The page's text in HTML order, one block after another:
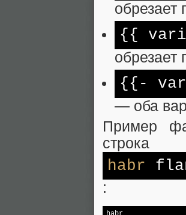
{{
{{-
— оба
Пример
строка
habr
: